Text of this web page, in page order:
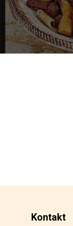
Kontakt